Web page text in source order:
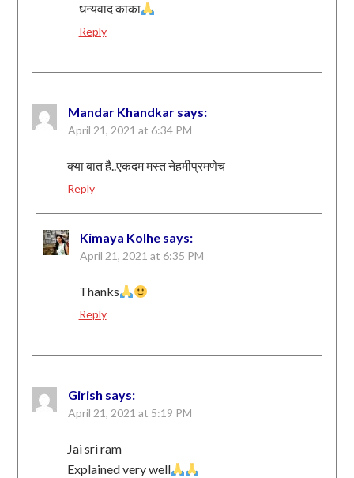
धन्यवाद काका
Reply
Mandar Khandkar says:
April 21, 2021 at 6:34 PM
क्या बात है..एकदम मस्त नेहमीप्रमणेच
Reply
Kimaya Kolhe says:
April 21, 2021 at 6:35 PM
Thanks
Reply
Girish says:
April 21, 2021 at 5:19 PM
Jai sri ram
Explained very well